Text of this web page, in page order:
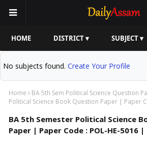
HOME DISTRICT ▾ SUBJECT ▾
No subjects found. Create Your Profile
Home BA 5th Sem Political Science Question
Political Science Book Question Paper | Paper
BA 5th Semester Political Science
Paper | Paper Code : POL-HE-5016 |